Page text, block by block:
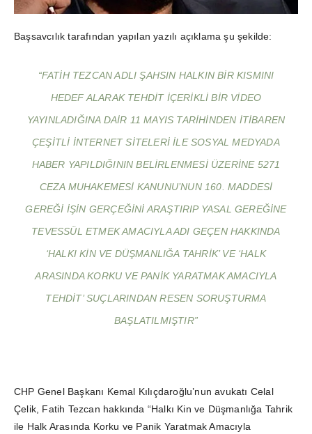
Başsavcılık tarafından yapılan yazılı açıklama şu şekilde:
“FATIH TEZCAN ADLI ŞAHSIN HALKIN BIR KISMINI
HEDEF ALARAK TEHDIT IÇERIKLI BIR VIDEO
YAYINLADIĞINA DAIR 11 MAYIS TARIHINDEN ITIBAREN
ÇEŞITLI INTERNET SITELERI ILE SOSYAL MEDYADA
HABER YAPILDIĞININ BELIRLENMESI ÜZERINE 5271
CEZA MUHAKEMESI KANUNU’NUN 160. MADDESI
GEREĞI IŞIN GERÇEĞINI ARAŞTIRIP YASAL GEREĞINE
TEVESSÜL ETMEK AMACIYLA ADI GEÇEN HAKKINDA
‘HALKI KIN VE DÜŞMANLIĞA TAHRIK’ VE ‘HALK
ARASINDA KORKU VE PANIK YARATMAK AMACIYLA
TEHDIT’ SUÇLARINDAN RESEN SORUŞTURMA
BAŞLATILMIŞTIR”
CHP Genel Başkanı Kemal Kılıçdaroğlu’nun avukatı Celal
Çelik, Fatih Tezcan hakkında “Halkı Kin ve Düşmanlığa Tahrik
ile Halk Arasında Korku ve Panik Yaratmak Amacıyla